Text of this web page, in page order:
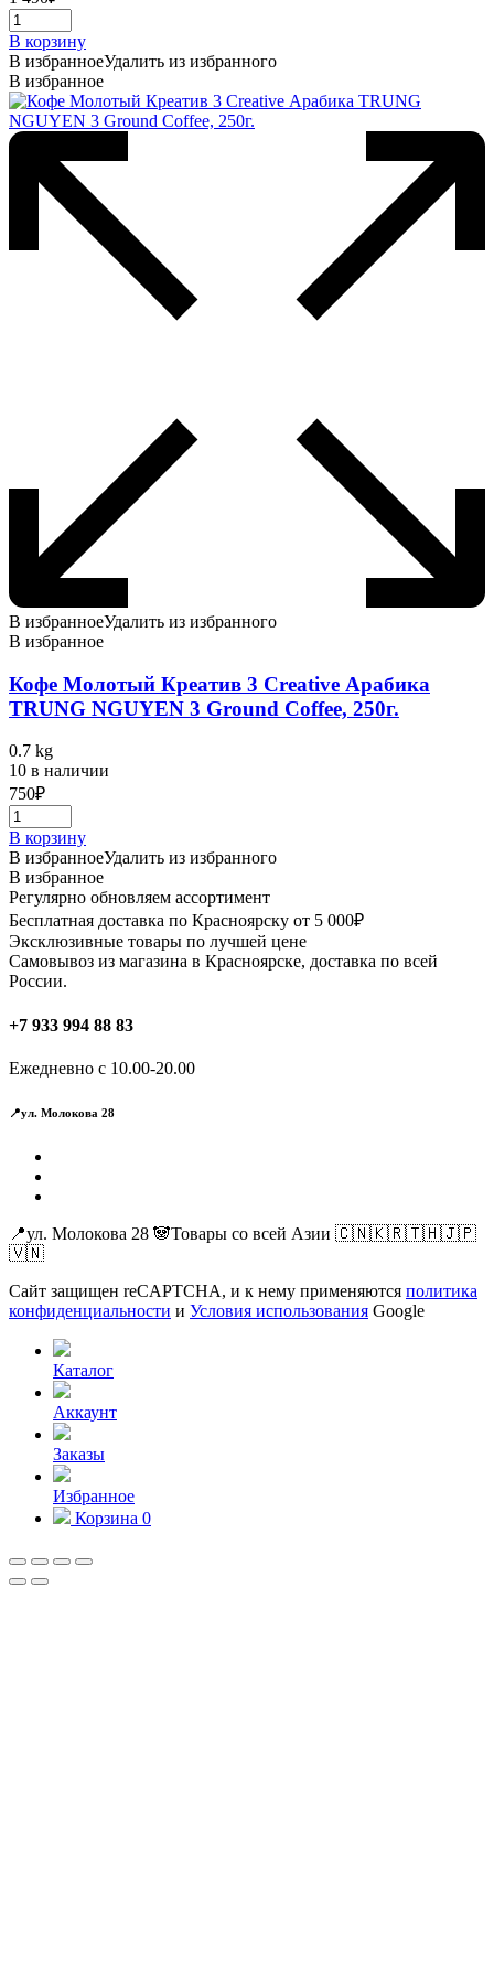
В корзину
В избранноеУдалить из избранного
В избранное
В избранноеУдалить из избранного
В избранное
Кофе Молотый Креатив 3 Creative Арабика
TRUNG NGUYEN 3 Ground Coffee, 250г.
0.7 kg
10 в наличии
750₽
В корзину
В избранноеУдалить из избранного
В избранное
Регулярно обновляем ассортимент
Бесплатная доставка по Красноярску от 5 000₽
Эксклюзивные товары по лучшей цене
Самовывоз из магазина в Красноярске, доставка по всей
России.
+7 933 994 88 83
Ежедневно с 10.00-20.00
📍ул. Молокова 28
📍ул. Молокова 28 🐼Товары со всей Азии 🇨🇳🇰🇷🇹🇭🇯🇵
🇻🇳
Сайт защищен reCAPTCHA, и к нему применяются политика
конфиденциальности и Условия использования Google
Каталог
Аккаунт
Заказы
Избранное
Корзина 0